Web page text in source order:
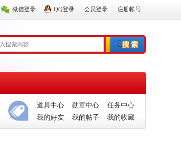
微信登录 QQ登录 会员登录 注册帐号
搜 索
道具中心 勋章中心
任务中心
我的好友
我的帖子 我的收藏